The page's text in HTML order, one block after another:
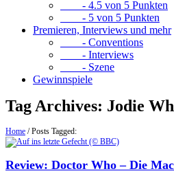
- 4.5 von 5 Punkten
- 5 von 5 Punkten
Premieren, Interviews und mehr
- Conventions
- Interviews
- Szene
Gewinnspiele
Tag Archives: Jodie
Home /Posts Tagged:
Review: Doctor Who – Die